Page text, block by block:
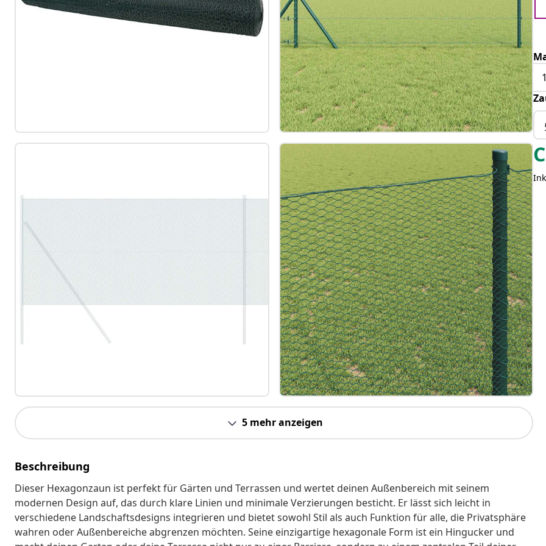
5 mehr anzeigen
Beschreibung
Dieser Hexagonzaun ist perfekt für Gärten und Terrassen und wertet deinen Außenbereich mit seinem
modernen Design auf, das durch klare Linien und minimale Verzierungen besticht. Er lässt sich leicht in
verschiedene Landschaftsdesigns integrieren und bietet sowohl Stil als auch Funktion für alle, die Privatsphäre
wahren oder Außenbereiche abgrenzen möchten. Seine einzigartige hexagonale Form ist ein Hingucker und